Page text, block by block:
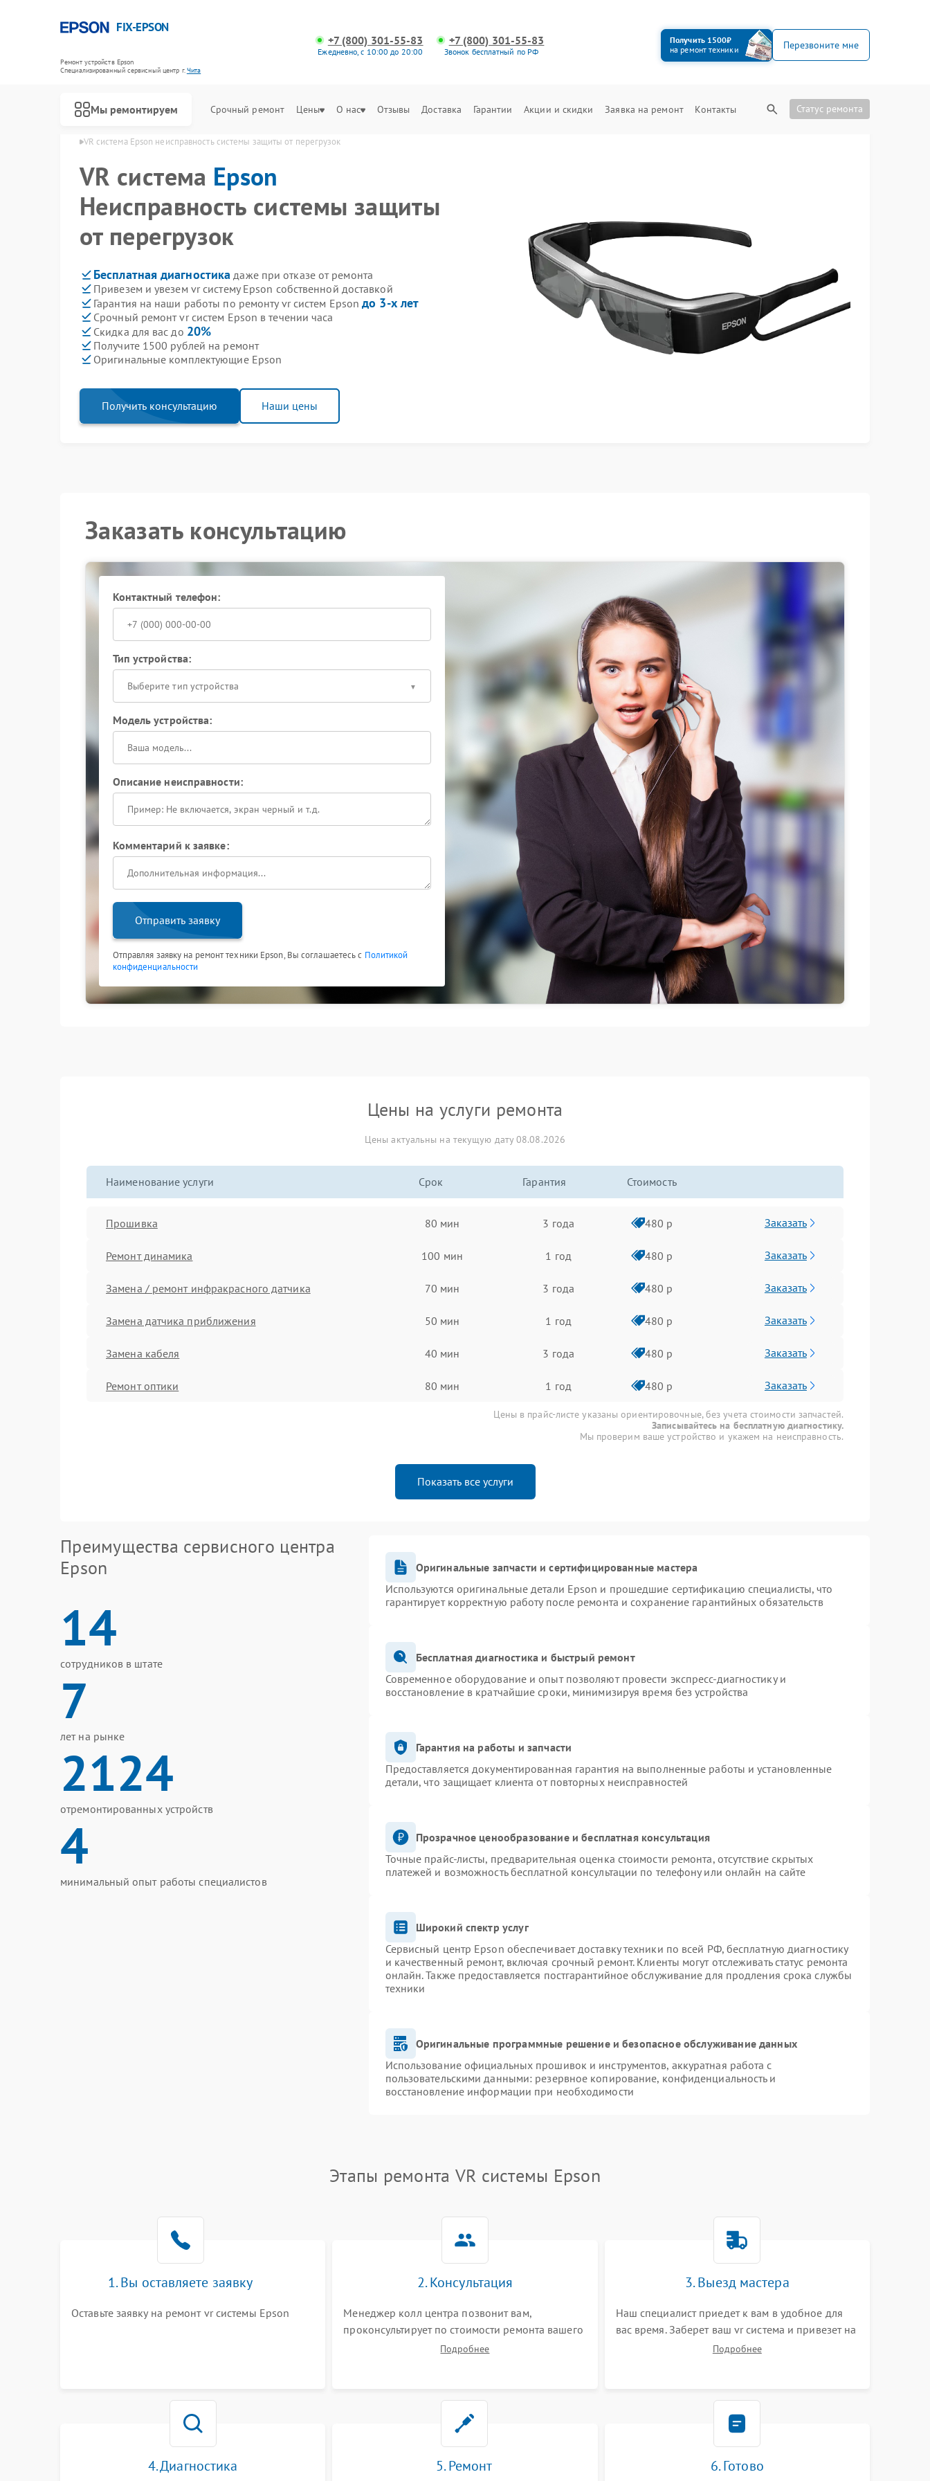
FIX-EPSON
Ремонт устройств Epson
Специализированный cервисный центр г.Чита
+7 (800) 301-55-83
Ежедневно, с 10:00 до 20:00
+7 (800) 301-55-83
Звонок бесплатный по РФ
Получить 1500₽
на ремонт техники
Перезвоните мне
Мы ремонтируем Срочный ремонт Цены О нас Отзывы Доставка Гарантии Акции и скидки Заявка на ремонт Контакты Статус ремонта
VR система Epson неисправность системы защиты от перегрузок
VR система Epson
Неисправность системы защиты
от перегрузок
Бесплатная диагностика даже при отказе от ремонта
Привезем и увезем vr систему Epson собственной доставкой
Гарантия на наши работы по ремонту vr систем Epsonдо 3-х лет
Срочный ремонт vr систем Epson в течении часа
Скидка для вас до 20%
Получите 1500 рублей на ремонт
Оригинальные комплектующие Epson
Получить консультацию Наши цены
Заказать консультацию
Контактный телефон:
Тип устройства:
Выберите тип устройства
Модель устройства:
Описание неисправности:
Комментарий к заявке:
Отправить заявку
Отправляя заявку на ремонт техники Epson, Вы соглашаетесь с Политикой
конфиденциальности
Цены на услуги ремонта
Цены актуальны на текущую дату 08.08.2026
Наименование услуги Срок Гарантия Стоимость
Прошивка 80 мин 3 года 480 р Заказать
Ремонт динамика 100 мин 1 год 480 р Заказать
Замена / ремонт инфракрасного датчика 70 мин 3 года 480 р Заказать
Замена датчика приближения 50 мин 1 год 480 р Заказать
Замена кабеля 40 мин 3 года 480 р Заказать
Ремонт оптики 80 мин 1 год 480 р Заказать
Цены в прайс-листе указаны ориентировочные, без учета стоимости запчастей.
Записывайтесь на бесплатную диагностику.
Мы проверим ваше устройство и укажем на неисправность.
Показать все услуги
Преимущества сервисного центра
Epson
14
сотрудников в штате
7
лет на рынке
2124
отремонтированных устройств
4
минимальный опыт работы специалистов
Оригинальные запчасти и сертифицированные мастера
Используются оригинальные детали Epson и прошедшие сертификацию специалисты, что
гарантирует корректную работу после ремонта и сохранение гарантийных обязательств
Бесплатная диагностика и быстрый ремонт
Современное оборудование и опыт позволяют провести экспресс-диагностику и
восстановление в кратчайшие сроки, минимизируя время без устройства
Гарантия на работы и запчасти
Предоставляется документированная гарантия на выполненные работы и установленные
детали, что защищает клиента от повторных неисправностей
Прозрачное ценообразование и бесплатная консультация
Точные прайс-листы, предварительная оценка стоимости ремонта, отсутствие скрытых
платежей и возможность бесплатной консультации по телефону или онлайн на сайте
Широкий спектр услуг
Сервисный центр Epson обеспечивает доставку техники по всей РФ, бесплатную диагностику
и качественный ремонт, включая срочный ремонт. Клиенты могут отслеживать статус ремонта
онлайн. Также предоставляется постгарантийное обслуживание для продления срока службы
техники
Оригинальные программные решение и безопасное обслуживание данных
Использование официальных прошивок и инструментов, аккуратная работа с
пользовательскими данными: резервное копирование, конфиденциальность и
восстановление информации при необходимости
Этапы ремонта VR системы Epson
1. Вы оставляете заявку
Оставьте заявку на ремонт vr системы Epson
2. Консультация
Менеджер колл центра позвонит вам,
проконсультирует по стоимости ремонта вашего
vr системы а также ответит на все ваши вопросы.
Подробнее
3. Выезд мастера
Наш специалист приедет к вам в удобное для
вас время. Заберет ваш vr система и привезет на
склад для диагностики.Подробнее
4. Диагностика 5. Ремонт 6. Готово